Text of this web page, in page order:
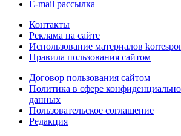
E-mail рассылка
Контакты
Реклама на сайте
Использование материалов
Правила пользования сайтом
Договор пользования сайтом
Политика в сфере
данных
Пользовательское соглашение
Редакция